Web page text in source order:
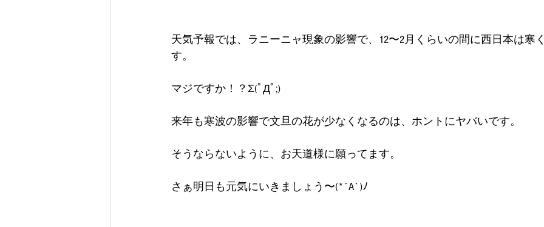
天気予報では、ラニーニャ現象の影響で、12〜2月くらいの間に西日本は寒
す。
マジですか！？Σ(ﾟДﾟ;)
来年も寒波の影響で文旦の花が少なくなるのは、ホントにヤバいです。
そうならないように、お天道様に願ってます。
さぁ明日も元気にいきましょう〜(*´A`)ﾉ